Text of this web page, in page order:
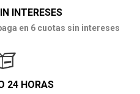
INTERESES
en 6 cuotas sin intereses
24 HORAS